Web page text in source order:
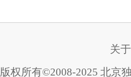
关
版权所有©2008-2025 北京